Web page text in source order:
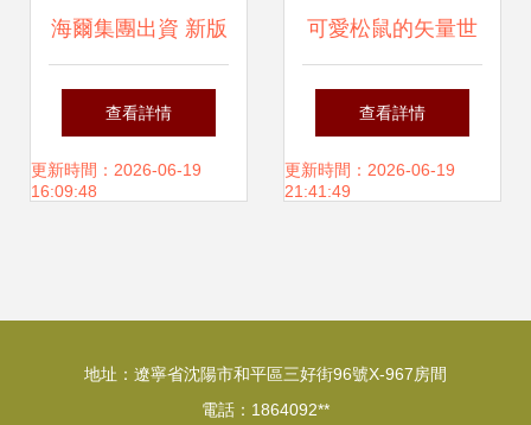
海爾集團出資 新版
海爾兄弟 將開播
查看詳情
更新時間：2026-06-19
16:09:48
可愛松鼠的矢量世
界 從電腦平面設計
看卡通松鼠的藝術
查看詳情
更新時間：2026-06-19
21:41:49
地址：遼寧省沈陽市和平區三好街96號X-967房間
電話：1864092**